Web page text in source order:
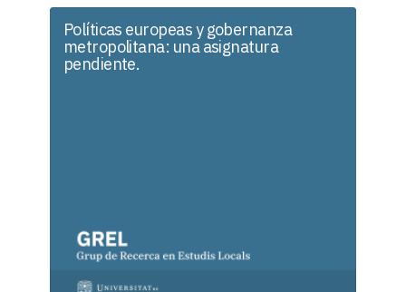
Políticas europeas y gobernanza
metropolitana: una asignatura
pendiente.